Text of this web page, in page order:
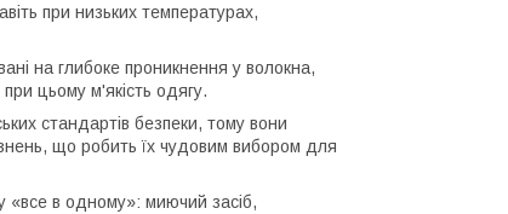
при низьких температурах,
на глибоке проникнення у волокна,
цьому м'якість одягу.
стандартів безпеки, тому вони
що робить їх чудовим вибором для
«все в одному»: миючий засіб,